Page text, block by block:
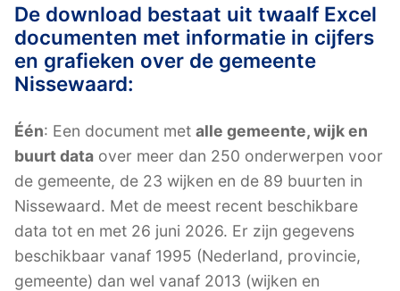
De download bestaat uit twaalf Excel
documenten met informatie in cijfers
en grafieken over de gemeente
Nissewaard:
Één: Een document met alle gemeente, wijk en
buurt data over meer dan 250 onderwerpen voor
de gemeente, de 23 wijken en de 89 buurten in
Nissewaard. Met de meest recent beschikbare
data tot en met 26 juni 2026. Er zijn gegevens
beschikbaar vanaf 1995 (Nederland, provincie,
gemeente) dan wel vanaf 2013 (wijken en